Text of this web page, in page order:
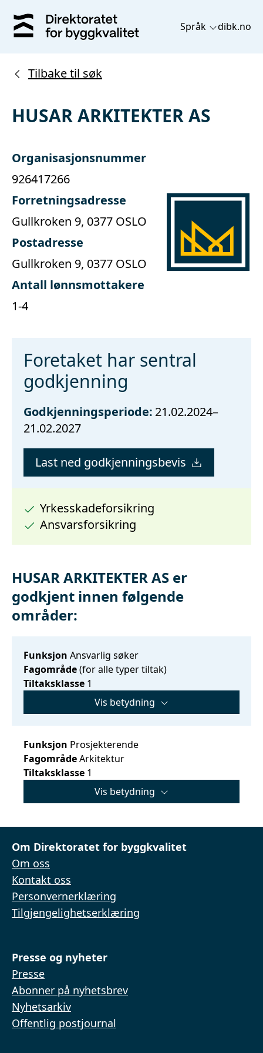
Språk dibk.no
Tilbake til søk
HUSAR ARKITEKTER AS
Organisasjonsnummer
926417266
Forretningsadresse
Gullkroken 9, 0377 OSLO
Postadresse
Gullkroken 9, 0377 OSLO
Antall lønnsmottakere
1-4
Foretaket har sentral
godkjenning
Godkjenningsperiode: 21.02.2024–
21.02.2027
Last ned godkjenningsbevis
Yrkesskadeforsikring
Ansvarsforsikring
HUSAR ARKITEKTER AS er
godkjent innen følgende
områder:
Funksjon Ansvarlig søker
Fagområde(for alle typer tiltak)
Tiltaksklasse 1
Vis betydning
Funksjon Prosjekterende
FagområdeArkitektur
Tiltaksklasse 1
Vis betydning
Om Direktoratet for byggkvalitet
Om oss
Kontakt oss
Personvernerklæring
Tilgjengelighetserklæring
Presse og nyheter
Presse
Abonner på nyhetsbrev
Nyhetsarkiv
Offentlig postjournal